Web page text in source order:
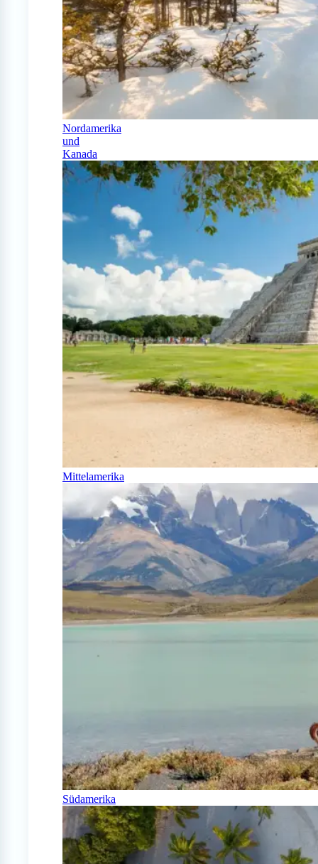
Nordamerika
und
Kanada
Mittelamerika
Südamerika